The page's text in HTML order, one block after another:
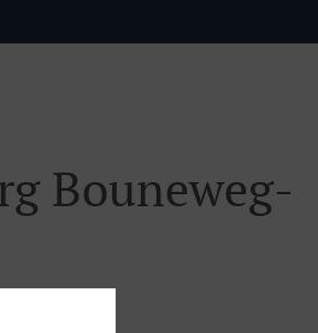
Bouneweg-